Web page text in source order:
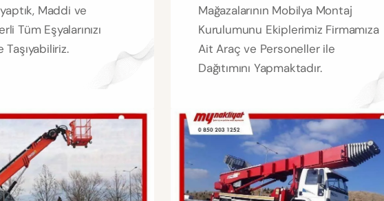
yaptık, Maddi ve
Tüm Eşyalarınızı
Mağazalarının Mobilya Montaj
Kurulumunu Ekiplerimiz Firmamıza
Ait Araç ve Personeller ile
Dağıtımını Yapmaktadır.